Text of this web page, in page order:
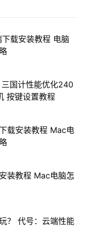
载安装教程 电脑
国计性能优化240
按键设置教程
载安装教程 Mac电
装教程 Mac电脑怎
？ 代号：云端性能